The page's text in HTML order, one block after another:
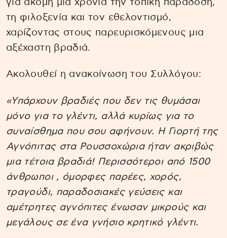
για ακόμη μία χρονιά την τοπική παράδοση,
τη φιλοξενία και τον εθελοντισμό,
χαρίζοντας στους παρευρισκόμενους μια
αξέχαστη βραδιά.
Ακολουθεί η ανακοίνωση του Συλλόγου:
«Υπάρχουν βραδιές που δεν τις θυμάσαι
μόνο για το γλέντι, αλλά κυρίως για το
συναίσθημα που σου αφήνουν. Η Γιορτή της
Αγνόπιτας στα Ρουσσοχώρια ήταν ακριβώς
μια τέτοια βραδιά! Περισσότεροι από 1500
άνθρωποι , όμορφες παρέες, χορός,
τραγούδι, παραδοσιακές γεύσεις και
αμέτρητες αγνόπιτες ένωσαν μικρούς και
μεγάλους σε ένα γνήσιο κρητικό γλέντι.